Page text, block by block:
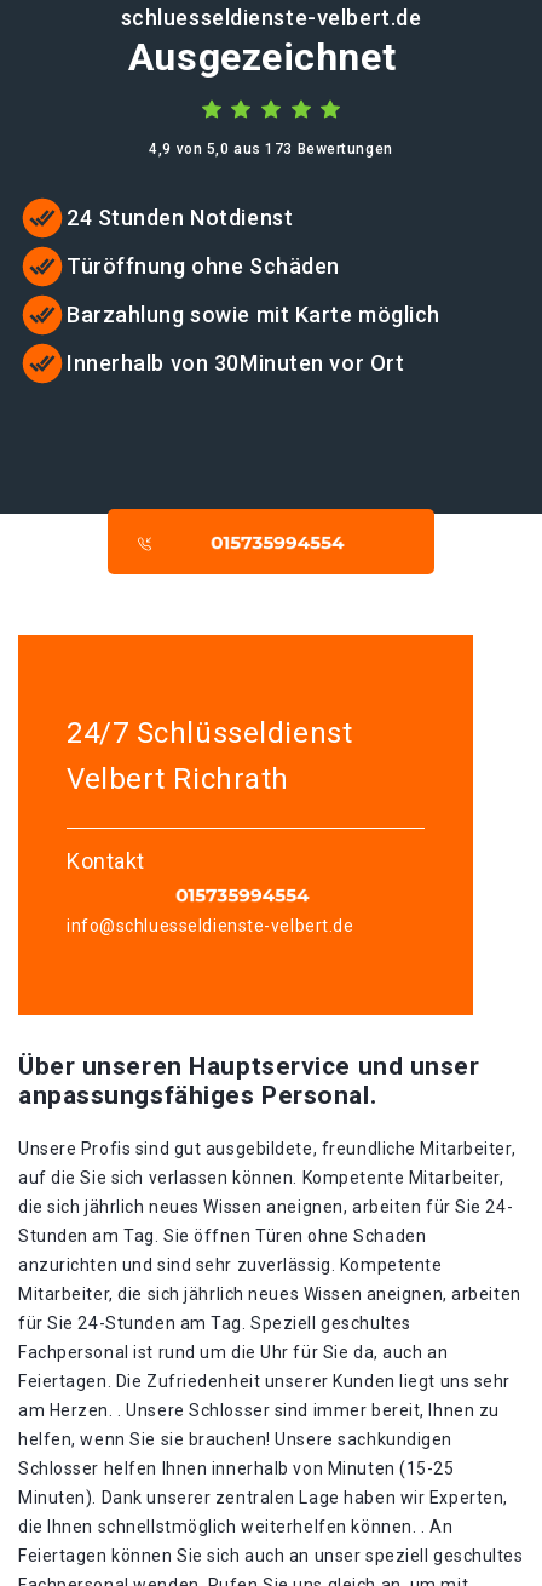
schluesseldienste-velbert.de
Ausgezeichnet
4,9 von 5,0 aus 173 Bewertungen
24 Stunden Notdienst
Türöffnung ohne Schäden
Barzahlung sowie mit Karte möglich
Innerhalb von 30Minuten vor Ort
24/7 Schlüsseldienst
Velbert Richrath
Kontakt
info@schluesseldienste-velbert.de
Über unseren Hauptservice und unser
anpassungsfähiges Personal.
Unsere Profis sind gut ausgebildete, freundliche Mitarbeiter,
auf die Sie sich verlassen können. Kompetente Mitarbeiter,
die sich jährlich neues Wissen aneignen, arbeiten für Sie 24-
Stunden am Tag. Sie öffnen Türen ohne Schaden
anzurichten und sind sehr zuverlässig. Kompetente
Mitarbeiter, die sich jährlich neues Wissen aneignen, arbeiten
für Sie 24-Stunden am Tag. Speziell geschultes
Fachpersonal ist rund um die Uhr für Sie da, auch an
Feiertagen. Die Zufriedenheit unserer Kunden liegt uns sehr
am Herzen. . Unsere Schlosser sind immer bereit, Ihnen zu
helfen, wenn Sie sie brauchen! Unsere sachkundigen
Schlosser helfen Ihnen innerhalb von Minuten (15-25
Minuten). Dank unserer zentralen Lage haben wir Experten,
die Ihnen schnellstmöglich weiterhelfen können. . An
Feiertagen können Sie sich auch an unser speziell geschultes